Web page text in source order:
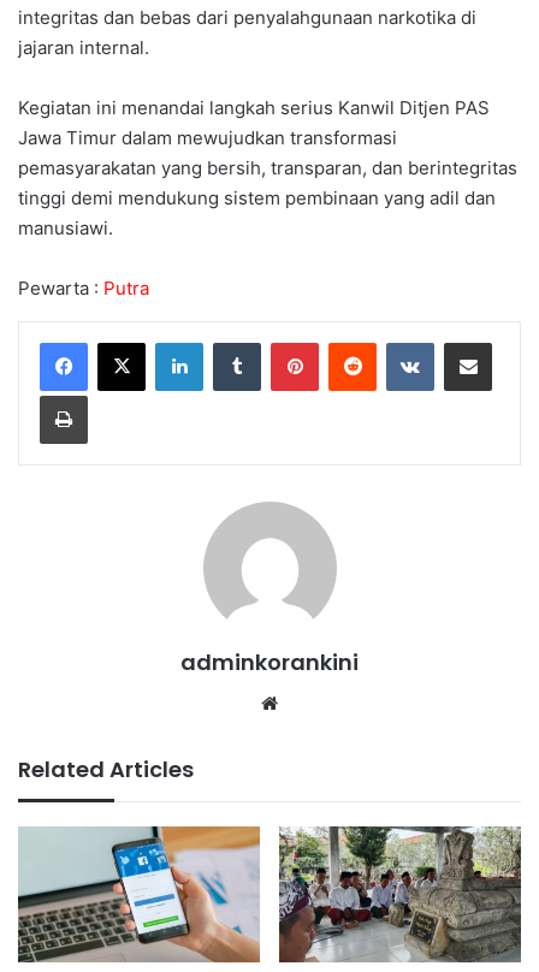
integritas dan bebas dari penyalahgunaan narkotika di
jajaran internal.
Kegiatan ini menandai langkah serius Kanwil Ditjen PAS
Jawa Timur dalam mewujudkan transformasi
pemasyarakatan yang bersih, transparan, dan berintegritas
tinggi demi mendukung sistem pembinaan yang adil dan
manusiawi.
Pewarta : Putra
adminkorankini
Related Articles